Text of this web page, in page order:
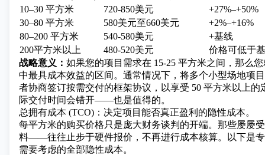
10–30 平方米
720-850美元
+27%–+50%
30–80 平方米
580美元至660美元
+2%–+16%
80–200 平方米
540-580美元
+基线
200平方米以上
480-520美元
价格可低于
战略意义： 如果您的项目需求在 15-25 平方米之间，那么
中最具成本效益的区间。通常情况下，将多个小型场地项
者协商签订按需交付的框架协议，以享受 50 平方米以上
际交付时间会错开——也是值得的。
总拥有成本 (TCO)：决定项目能否真正盈利的隐性成本。
每平方米的购买价格只是庞大财务谈判的开端。那些屡
料——往往止步于硬件报价，不再进行成本核算。以下是
需要考虑的全部隐性成本。